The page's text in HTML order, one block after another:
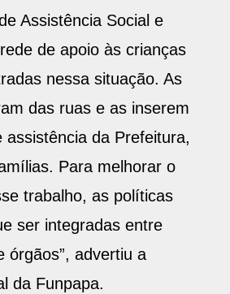
Assistência Social e
de apoio às crianças
nessa situação. As
das ruas e as inserem
assistência da Prefeitura,
Para melhorar o
trabalho, as políticas
ser integradas entre
órgãos”, advertiu a
da Funpapa.